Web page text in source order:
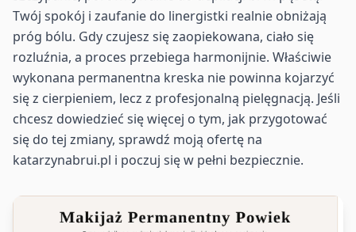
Twój spokój i zaufanie do linergistki realnie obniżają
próg bólu. Gdy czujesz się zaopiekowana, ciało się
rozluźnia, a proces przebiega harmonijnie. Właściwie
wykonana permanentna kreska nie powinna kojarzyć
się z cierpieniem, lecz z profesjonalną pielęgnacją. Jeśli
chcesz dowiedzieć się więcej o tym, jak przygotować
się do tej zmiany, sprawdź moją ofertę na
katarzynabrui.pl i poczuj się w pełni bezpiecznie.